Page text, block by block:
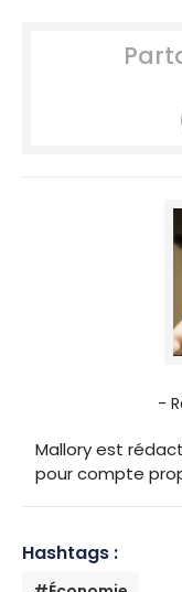
-
Mallory est
pour compte
Hashtags :